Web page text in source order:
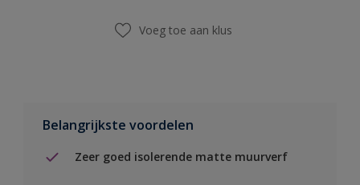
Voeg toe aan klus
Belangrijkste voordelen
Zeer goed isolerende matte muurverf